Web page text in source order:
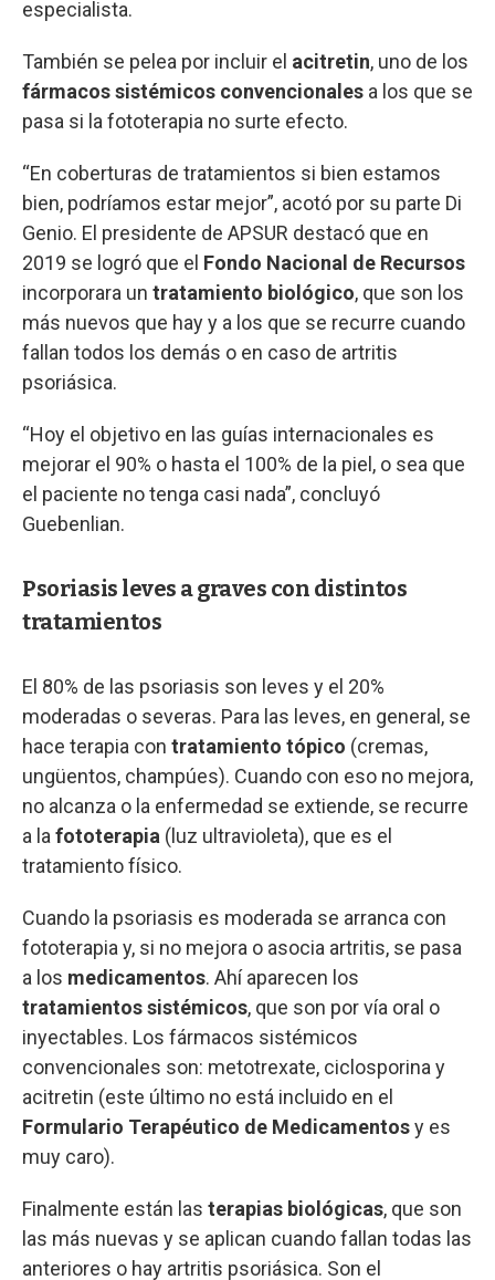
especialista.
También se pelea por incluir el acitretin, uno de los
fármacos sistémicos convencionales a los que se
pasa si la fototerapia no surte efecto.
“En coberturas de tratamientos si bien estamos
bien, podríamos estar mejor”, acotó por su parte Di
Genio. El presidente de APSUR destacó que en
2019 se logró que el Fondo Nacional de Recursos
incorporara un tratamiento biológico, que son los
más nuevos que hay y a los que se recurre cuando
fallan todos los demás o en caso de artritis
psoriásica.
“Hoy el objetivo en las guías internacionales es
mejorar el 90% o hasta el 100% de la piel, o sea que
el paciente no tenga casi nada”, concluyó
Guebenlian.
Psoriasis leves a graves con distintos
tratamientos
El 80% de las psoriasis son leves y el 20%
moderadas o severas. Para las leves, en general, se
hace terapia con tratamiento tópico (cremas,
ungüentos, champúes). Cuando con eso no mejora,
no alcanza o la enfermedad se extiende, se recurre
a la fototerapia (luz ultravioleta), que es el
tratamiento físico.
Cuando la psoriasis es moderada se arranca con
fototerapia y, si no mejora o asocia artritis, se pasa
a los medicamentos. Ahí aparecen los
tratamientos sistémicos, que son por vía oral o
inyectables. Los fármacos sistémicos
convencionales son: metotrexate, ciclosporina y
acitretin (este último no está incluido en el
Formulario Terapéutico de Medicamentosy es
muy caro).
Finalmente están las terapias biológicas, que son
las más nuevas y se aplican cuando fallan todas las
anteriores o hay artritis psoriásica. Son el